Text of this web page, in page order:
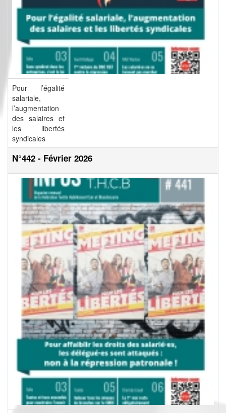
Pour l’égalité
salariale,
l’augmentation
des salaires et
les libertés
syndicales
N°442 - Février 2026